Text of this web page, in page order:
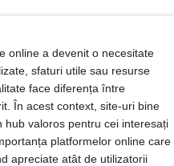
online a devenit o necesitate
sfaturi utile sau resurse
face diferența între
În acest context, site-uri bine
valoros pentru cei interesați
platformelor online care
apreciate atât de utilizatorii